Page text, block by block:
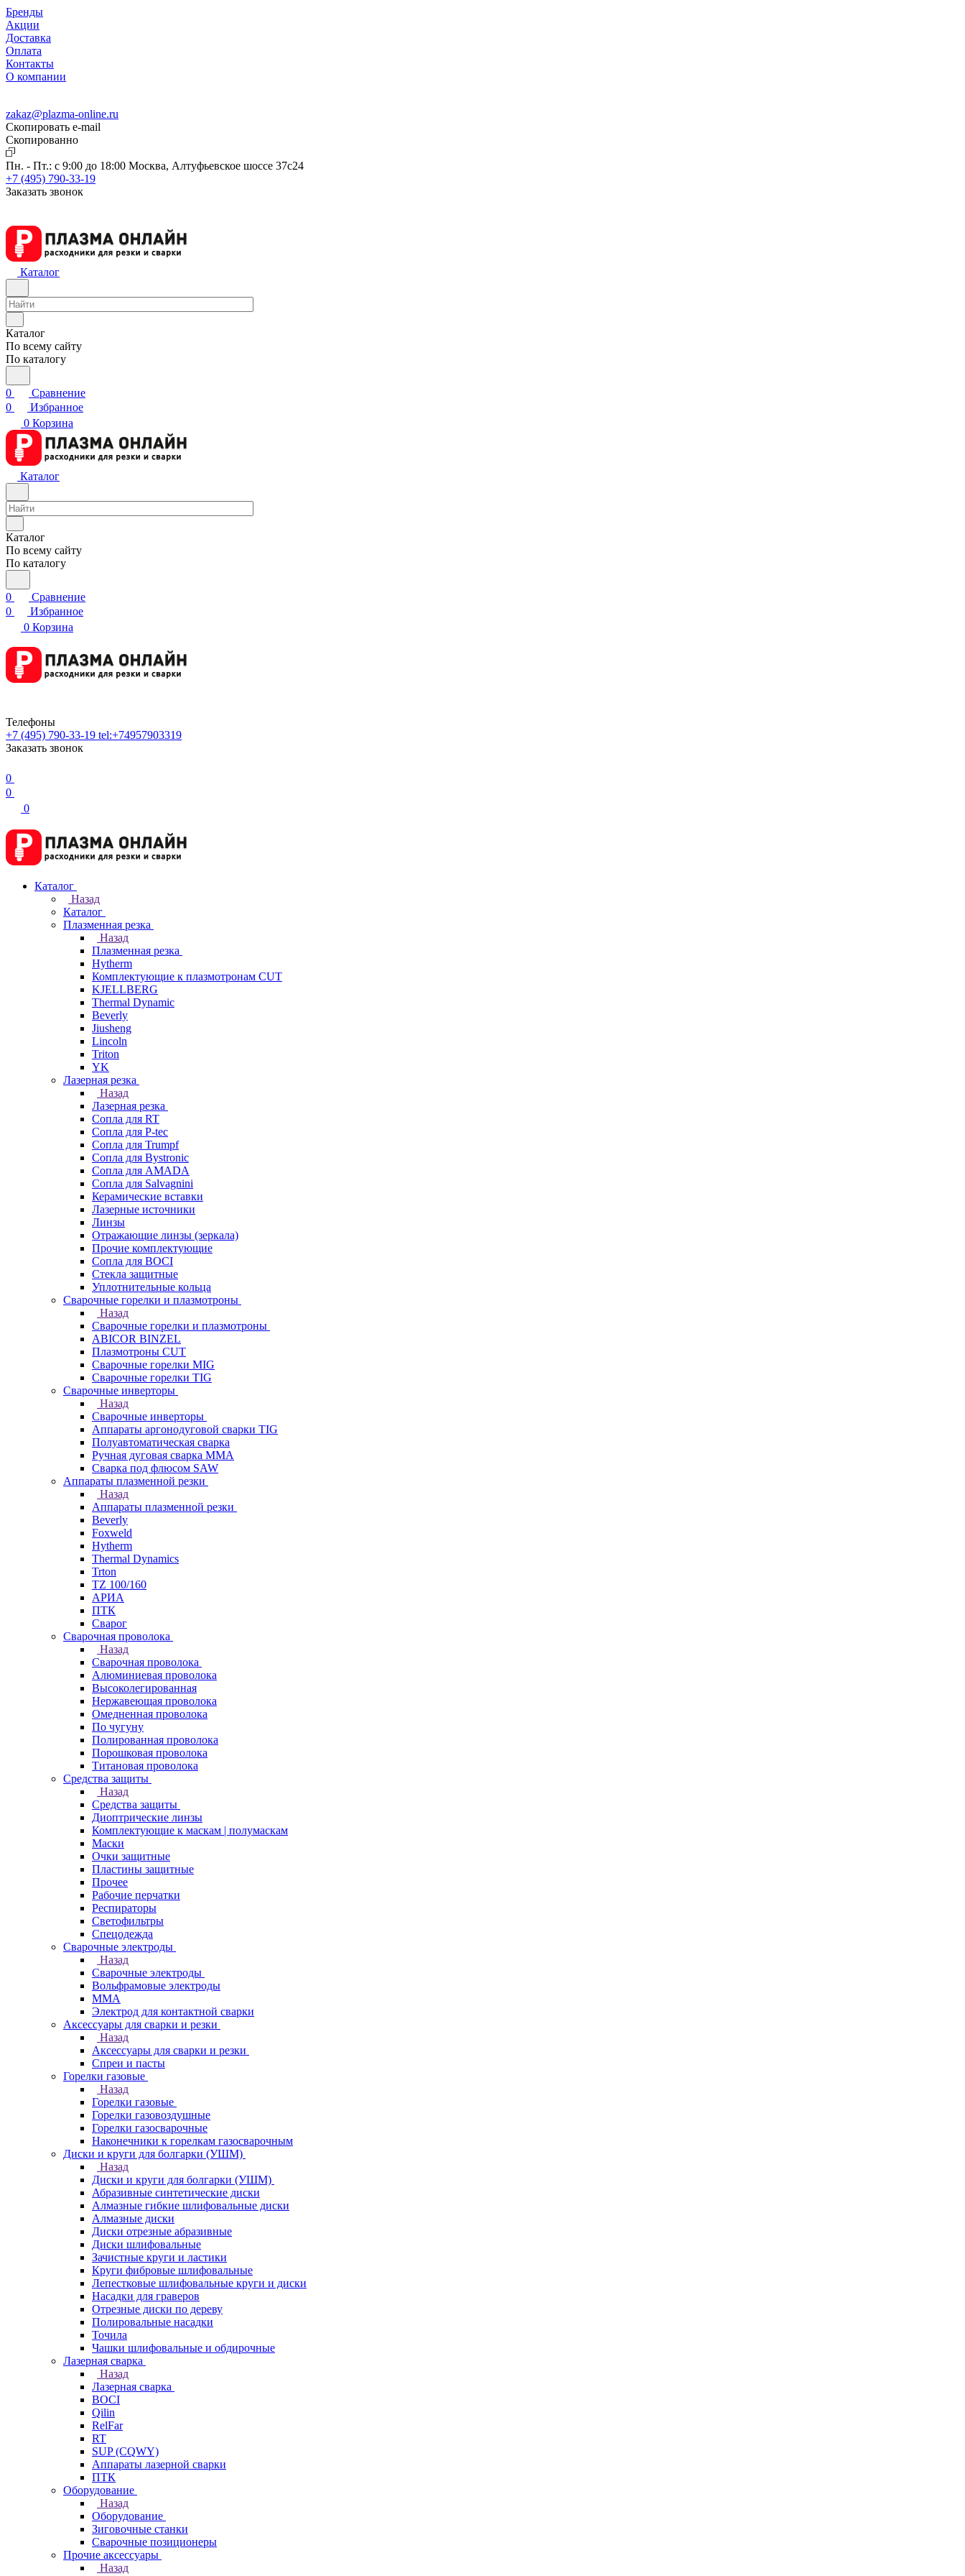
Бренды
Акции
Доставка
Оплата
Контакты
О компании
zakaz@plazma-online.ru
Скопировать e-mail
Cкопированно
Пн. - Пт.: с 9:00 до 18:00 Москва, Алтуфьевское шоссе 37с24
+7 (495) 790-33-19
Заказать звонок
Каталог
Каталог
По всему сайту
По каталогу
0
Сравнение
0
Избранное
0 Корзина
Каталог
Каталог
По всему сайту
По каталогу
0
Сравнение
0
Избранное
0 Корзина
Телефоны
+7 (495) 790-33-19 tel:+74957903319
Заказать звонок
0
0
0
Каталог
Назад
Каталог
Плазменная резка
Назад
Плазменная резка
Hytherm
Комплектующие к плазмотронам CUT
KJELLBERG
Thermal Dynamic
Beverly
Jiusheng
Lincoln
Triton
YK
Лазерная резка
Назад
Лазерная резка
Сопла для RT
Сопла для P-tec
Сопла для Trumpf
Сопла для Bystronic
Сопла для AMADA
Сопла для Salvagnini
Керамические вставки
Лазерные источники
Линзы
Отражающие линзы (зеркала)
Прочие комплектующие
Сопла для BOCI
Стекла защитные
Уплотнительные кольца
Сварочные горелки и плазмотроны
Назад
Сварочные горелки и плазмотроны
ABICOR BINZEL
Плазмотроны CUT
Сварочные горелки MIG
Сварочные горелки TIG
Сварочные инверторы
Назад
Сварочные инверторы
Аппараты аргонодуговой сварки TIG
Полуавтоматическая сварка
Ручная дуговая сварка MMA
Сварка под флюсом SAW
Аппараты плазменной резки
Назад
Аппараты плазменной резки
Beverly
Foxweld
Hytherm
Thermal Dynamics
Trton
TZ 100/160
АРИА
ПТК
Сварог
Сварочная проволока
Назад
Сварочная проволока
Алюминиевая проволока
Высоколегированная
Нержавеющая проволока
Омедненная проволока
По чугуну
Полированная проволока
Порошковая проволока
Титановая проволока
Средства защиты
Назад
Средства защиты
Диоптрические линзы
Комплектующие к маскам | полумаскам
Маски
Очки защитные
Пластины защитные
Прочее
Рабочие перчатки
Респираторы
Светофильтры
Спецодежда
Сварочные электроды
Назад
Сварочные электроды
Вольфрамовые электроды
ММА
Электрод для контактной сварки
Аксессуары для сварки и резки
Назад
Аксессуары для сварки и резки
Спреи и пасты
Горелки газовые
Назад
Горелки газовые
Горелки газовоздушные
Горелки газосварочные
Наконечники к горелкам газосварочным
Диски и круги для болгарки (УШМ)
Назад
Диски и круги для болгарки (УШМ)
Абразивные синтетические диски
Алмазные гибкие шлифовальные диски
Алмазные диски
Диски отрезные абразивные
Диски шлифовальные
Зачистные круги и ластики
Круги фибровые шлифовальные
Лепестковые шлифовальные круги и диски
Насадки для граверов
Отрезные диски по дереву
Полировальные насадки
Точила
Чашки шлифовальные и обдирочные
Лазерная сварка
Назад
Лазерная сварка
BOCI
Qilin
RelFar
RT
SUP (CQWY)
Аппараты лазерной сварки
ПТК
Оборудование
Назад
Оборудование
Зиговочные станки
Сварочные позиционеры
Прочие аксессуары
Назад